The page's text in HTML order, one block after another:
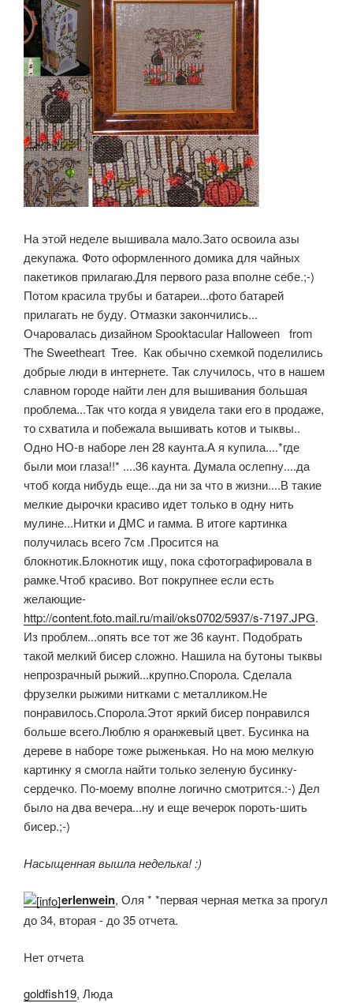
На этой неделе вышивала мало.Зато освоила азы
декупажа. Фото оформленного домика для чайных
пакетиков прилагаю.Для первого раза вполне себе.;-)
Потом красила трубы и батареи...фото батарей
прилагать не буду. Отмазки закончились...
Очаровалась дизайном Spooktacular Halloween from
The Sweetheart Tree. Как обычно схемкой поделились
добрые люди в интернете. Так случилось, что в нашем
славном городе найти лен для вышивания большая
проблема...Так что когда я увидела таки его в продаже,
то схватила и побежала вышивать котов и тыквы..
Одно НО-в наборе лен 28 каунта.А я купила....*где
были мои глаза!!* ....36 каунта. Думала ослепну....да
чтоб когда нибудь еще...да ни за что в жизни....В такие
мелкие дырочки красиво идет только в одну нить
мулине...Нитки и ДМС и гамма. В итоге картинка
получилась всего 7см .Просится на
блокнотик.Блокнотик ищу, пока сфотографировала в
рамке.Чтоб красиво. Вот покрупнее если есть
желающие-
http://content.foto.mail.ru/mail/oks0702/5937/s-7197.JPG.
Из проблем...опять все тот же 36 каунт. Подобрать
такой мелкий бисер сложно. Нашила на бутоны тыквы
непрозрачный рыжий...крупно.Спорола. Сделала
фрузелки рыжими нитками с металликом.Не
понравилось.Спорола.Этот яркий бисер понравился
больше всего.Люблю я оранжевый цвет. Бусинка на
дереве в наборе тоже рыженькая. Но на мою мелкую
картинку я смогла найти только зеленую бусинку-
сердечко. По-моему вполне логично смотрится.:-) Дел
было на два вечера...ну и еще вечерок пороть-шить
бисер.;-)
Насыщенная вышла неделька! :)
erlenwein, Оля * *первая черная метка за прогул
до 34, вторая - до 35 отчета.
Нет отчета
goldfish19, Люда